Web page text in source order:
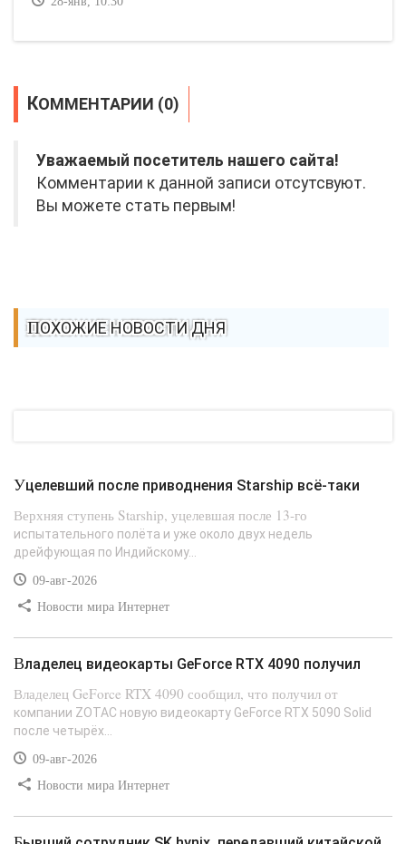
КОММЕНТАРИИ (0)
Уважаемый посетитель нашего сайта!
Комментарии к данной записи отсутсвуют.
Вы можете стать первым!
ПОХОЖИЕ НОВОСТИ ДНЯ
Уцелевший после приводнения Starship всё-таки
Верхняя ступень Starship, уцелевшая после 13-го
испытательного полёта и уже около двух недель
дрейфующая по Индийскому...
09-авг-2026
Новости мира Интернет
Владелец видеокарты GeForce RTX 4090 получил
Владелец GeForce RTX 4090 сообщил, что получил от
компании ZOTAC новую видеокарту GeForce RTX 5090 Solid
после четырёх...
09-авг-2026
Новости мира Интернет